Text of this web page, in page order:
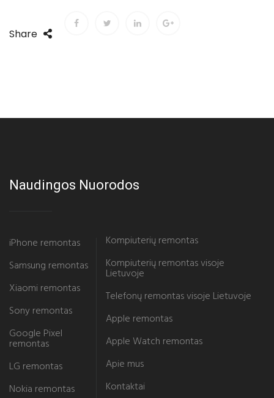
Share
Naudingos Nuorodos
iPhone remontas
Samsung remontas
Xiaomi remontas
Sony remontas
Google Pixel
remontas
LG remontas
Nokia remontas
Kompiuterių remontas
Kompiuterių remontas visoje
Lietuvoje
Telefonų remontas visoje Lietuvoje
Apple remontas
Apple Watch remontas
Apie mus
Kontaktai